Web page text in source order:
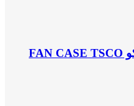
فن کیس 3عددی گیمینگ تسکو FAN CASE TSCO